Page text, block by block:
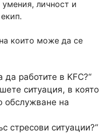
личност и
които може да се
да работите в KFC?“
ситуация, в която
обслужване на
стресови ситуации?“